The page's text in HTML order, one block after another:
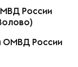
России
ОМВД России